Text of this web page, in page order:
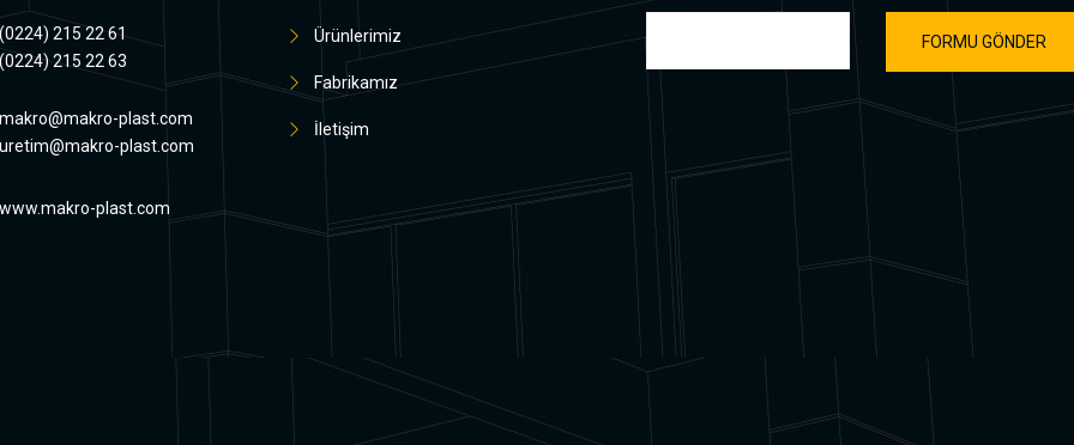
(0224) 215 22 61
(0224) 215 22 63
makro@makro-plast.com
uretim@makro-plast.com
www.makro-plast.com
Ürünlerimiz
Fabrikamız
İletişim